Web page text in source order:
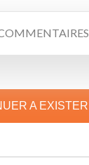
A EXISTER